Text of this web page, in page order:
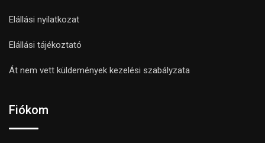
Elállási nyilatkozat
Elállási tájékoztató
Át nem vett küldemények kezelési szabályzata
Fiókom